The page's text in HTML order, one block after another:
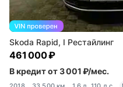
Skoda Rapid, I Рестайлинг
461 000 ₽
В кредит от 3 001 ₽/мес.